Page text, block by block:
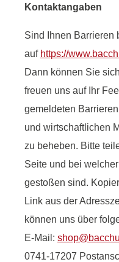
Kontaktangaben
Sind Ihnen Barrieren
auf https://
Dann können Sie
freuen uns auf Ihr
gemeldeten
und wirtschaftlichen
zu beheben. Bitte
Seite und bei
gestoßen sind.
Link aus der
können uns über
E-Mail:
0741-17207